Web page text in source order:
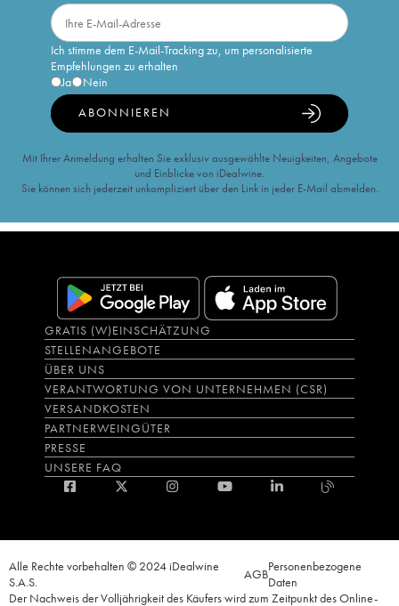
Ich stimme dem E-Mail-Tracking zu, um personalisierte
Empfehlungen zu erhalten
Ja
Nein
ABONNIEREN
Mit Ihrer Anmeldung erhalten Sie exklusiv ausgewählte Neuigkeiten, Angebote
und Einblicke von iDealwine.
Sie können sich jederzeit unkompliziert über den Link in jeder E-Mail abmelden.
GRATIS (W)EINSCHÄTZUNG
STELLENANGEBOTE
ÜBER UNS
VERANTWORTUNG VON UNTERNEHMEN (CSR)
VERSANDKOSTEN
PARTNERWEINGÜTER
PRESSE
UNSERE FAQ
Alle Rechte vorbehalten © 2024 iDealwine
S.A.S.
AGBPersonenbezogene
Daten
Der Nachweis der Volljährigkeit des Käufers wird zum Zeitpunkt des Online-